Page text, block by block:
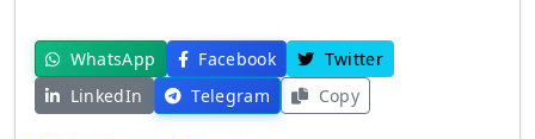
WhatsApp Facebook
Twitter
LinkedIn
Telegram Copy